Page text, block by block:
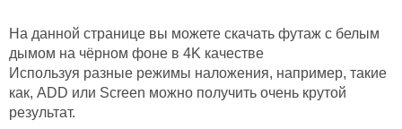
На данной странице вы можете скачать футаж с белым
дымом на чёрном фоне в 4K качестве
Используя разные режимы наложения, например, такие
как, ADD или Screen можно получить очень крутой
результат.